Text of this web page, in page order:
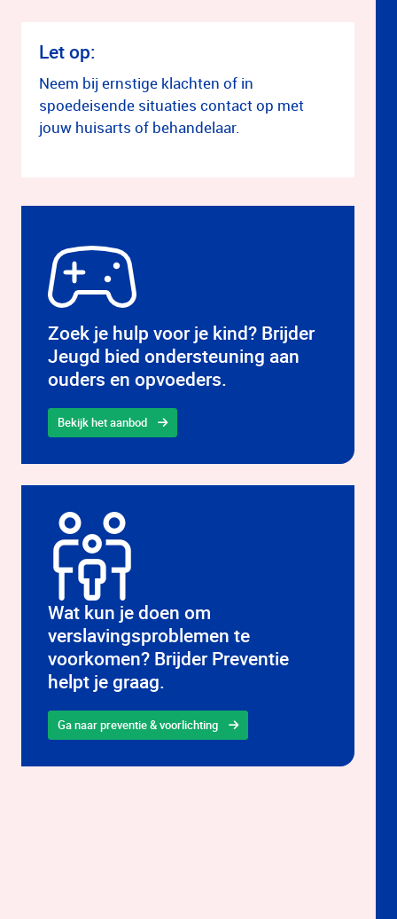
Let op:
Neem bij ernstige klachten of in
spoedeisende situaties contact op met
jouw huisarts of behandelaar.
Zoek je hulp voor je kind? Brijder
Jeugd bied ondersteuning aan
ouders en opvoeders.
Bekijk het aanbod
Wat kun je doen om
verslavingsproblemen te
voorkomen? Brijder Preventie
helpt je graag.
Ga naar preventie & voorlichting